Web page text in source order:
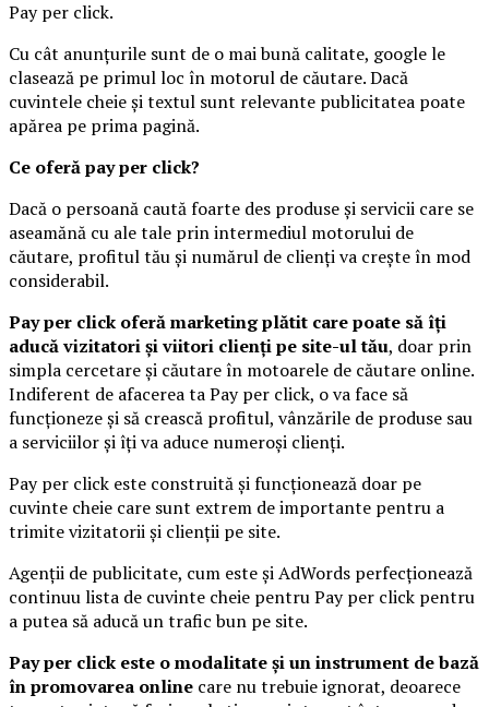
Pay per click.
Cu cât anunțurile sunt de o mai bună calitate, google le
clasează pe primul loc în motorul de căutare. Dacă
cuvintele cheie și textul sunt relevante publicitatea poate
apărea pe prima pagină.
Ce oferă pay per click?
Dacă o persoană caută foarte des produse și servicii care se
aseamănă cu ale tale prin intermediul motorului de
căutare, profitul tău și numărul de clienți va crește în mod
considerabil.
Pay per click oferă marketing plătit care poate să îți
aducă vizitatori și viitori clienți pe site-ul tău, doar prin
simpla cercetare și căutare în motoarele de căutare online.
Indiferent de afacerea ta Pay per click, o va face să
funcționeze și să crească profitul, vânzările de produse sau
a serviciilor și îți va aduce numeroși clienți.
Pay per click este construită și funcționează doar pe
cuvinte cheie care sunt extrem de importante pentru a
trimite vizitatorii și clienții pe site.
Agenții de publicitate, cum este și AdWords perfecționează
continuu lista de cuvinte cheie pentru Pay per click pentru
a putea să aducă un trafic bun pe site.
Pay per click este o modalitate și un instrument de bază
în promovarea online care nu trebuie ignorat, deoarece